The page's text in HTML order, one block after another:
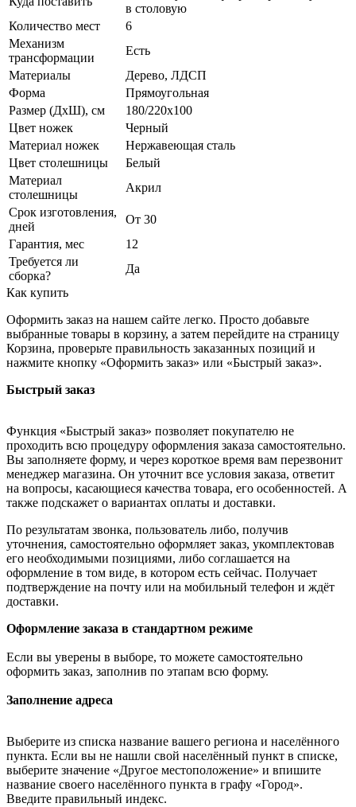
в столовую
Количество мест
6
Механизм
трансформации
Есть
Материалы
Дерево, ЛДСП
Форма
Прямоугольная
Размер (ДхШ), см
180/220х100
Цвет ножек
Черный
Материал ножек
Нержавеющая сталь
Цвет столешницы
Белый
Материал
столешницы
Акрил
Срок изготовления,
дней
От 30
Гарантия, мес
12
Требуется ли
сборка?
Да
Как купить
Оформить заказ на нашем сайте легко. Просто добавьте
выбранные товары в корзину, а затем перейдите на страницу
Корзина, проверьте правильность заказанных позиций и
нажмите кнопку «Оформить заказ» или «Быстрый заказ».
Быстрый заказ
Функция «Быстрый заказ» позволяет покупателю не
проходить всю процедуру оформления заказа самостоятельно.
Вы заполняете форму, и через короткое время вам перезвонит
менеджер магазина. Он уточнит все условия заказа, ответит
на вопросы, касающиеся качества товара, его особенностей. А
также подскажет о вариантах оплаты и доставки.
По результатам звонка, пользователь либо, получив
уточнения, самостоятельно оформляет заказ, укомплектовав
его необходимыми позициями, либо соглашается на
оформление в том виде, в котором есть сейчас. Получает
подтверждение на почту или на мобильный телефон и ждёт
доставки.
Оформление заказа в стандартном режиме
Если вы уверены в выборе, то можете самостоятельно
оформить заказ, заполнив по этапам всю форму.
Заполнение адреса
Выберите из списка название вашего региона и населённого
пункта. Если вы не нашли свой населённый пункт в списке,
выберите значение «Другое местоположение» и впишите
название своего населённого пункта в графу «Город».
Введите правильный индекс.